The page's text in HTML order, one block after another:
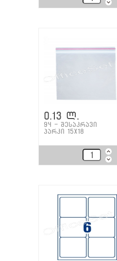
0.13 ლ.
94 - შესაკრავი
პარკი 15x18